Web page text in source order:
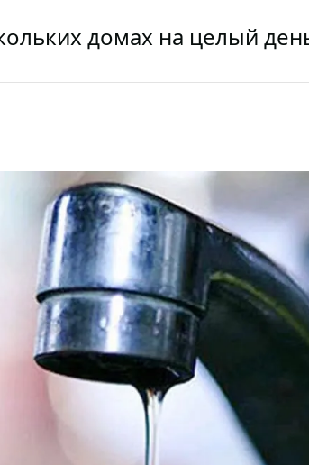
домах на целый